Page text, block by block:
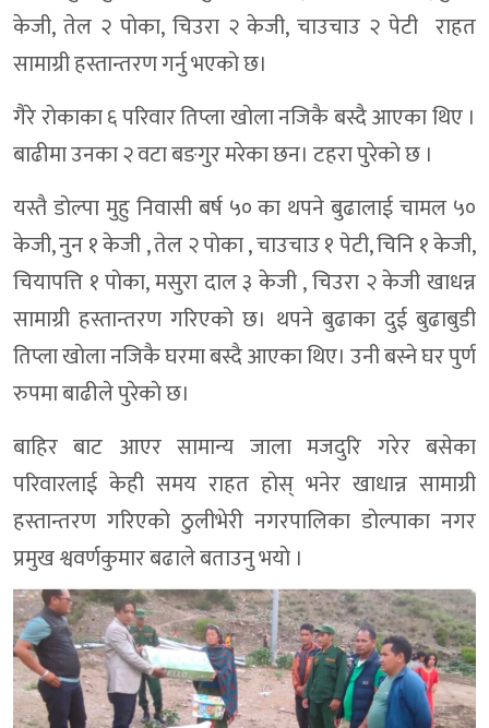
केजी, तेल २ पाेका, चिउरा २ केजी, चाउचाउ २ पेटी राहत
सामाग्री हस्तान्तरण गर्नु भएकाे छ।
गैरे राेकाका ६ परिवार तिप्ला खाेला नजिकै बस्दै आएका थिए ।
बाढीमा उनका २ वटा बङगुर मरेका छन। टहरा पुरेकाे छ ।
यस्तै डाेल्पा मुहु निवासी बर्ष ५० का थपने बुढालाई चामल ५०
केजी, नुन १ केजी , तेल २ पाेका , चाउचाउ १ पेटी, चिनि १ केजी,
चियापत्ति १ पाेका, मसुरा दाल ३ केजी , चिउरा २ केजी खाधन्न
सामाग्री हस्तान्तरण गरिएको छ। थपने बुढाका दुई बुढाबुडी
तिप्ला खाेला नजिकै घरमा बस्दै आएका थिए। उनी बस्ने घर पुर्ण
रुपमा बाढीले पुरेकाे छ।
बाहिर बाट आएर सामान्य जाला मजदुरि गरेर बसेका
परिवारलाई केही समय राहत हाेस् भनेर खाधान्न सामाग्री
हस्तान्तरण गरिएको ठुलीभेरी नगरपालिका डाेल्पाका नगर
प्रमुख श्ववर्णकुमार बढाले बताउनु भयाे ।